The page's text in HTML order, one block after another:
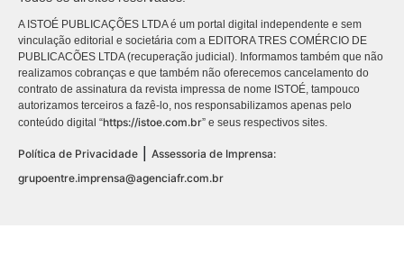
A ISTOÉ PUBLICAÇÕES LTDA é um portal digital independente e sem
vinculação editorial e societária com a EDITORA TRES COMÉRCIO DE
PUBLICACÕES LTDA (recuperação judicial). Informamos também que não
realizamos cobranças e que também não oferecemos cancelamento do
contrato de assinatura da revista impressa de nome ISTOÉ, tampouco
autorizamos terceiros a fazê-lo, nos responsabilizamos apenas pelo
conteúdo digital “https://istoe.com.br” e seus respectivos sites.
Política de Privacidade
Assessoria de Imprensa:
grupoentre.imprensa@agenciafr.com.br